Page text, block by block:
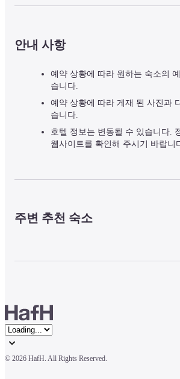
안내 사항
예약 상황에 따라 원하는 숙소의
습니다.
예약 상황에 따라 게재 된 사진과
습니다.
호텔 정보는 변동될 수 있습니다.
웹사이트를 확인해 주시기 바랍니
주변 추천 숙소
© 2026 HafH. All Rights Reserved.